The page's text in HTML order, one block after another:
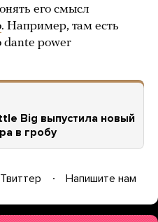
его смысл
. Например, там есть
dante power
Big выпустила новый
в гробу
Твиттер Напишите нам